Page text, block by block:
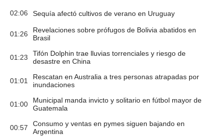
02:06 Sequía afectó cultivos de verano en Uruguay
01:26
Revelaciones sobre prófugos de Bolivia abatidos en
Brasil
01:23
Tifón Dolphin trae lluvias torrenciales y riesgo de
desastre en China
01:01
Rescatan en Australia a tres personas atrapadas por
inundaciones
01:00
Municipal manda invicto y solitario en fútbol mayor de
Guatemala
00:57
Consumo y ventas en pymes siguen bajando en
Argentina